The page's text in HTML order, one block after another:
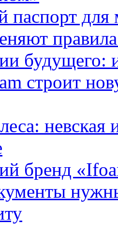
для
будущего:
строит
невская
бренд